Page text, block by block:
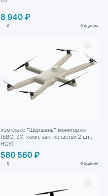
8 940 ₽
0 0 оценок
комплекс "Шершень" мониторинг
(БВС, ЗУ, комп. зап. лопастей 2 шт.,
НСУ)
580 560 ₽
0 0 оценок